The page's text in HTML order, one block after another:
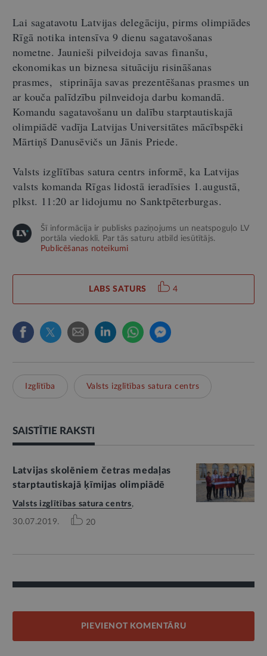
Lai sagatavotu Latvijas delegāciju, pirms olimpiādes
Rīgā notika intensīva 9 dienu sagatavošanas
nometne. Jaunieši pilveidoja savas finanšu,
ekonomikas un biznesa situāciju risināšanas
prasmes, stiprināja savas prezentēšanas prasmes un
ar kouča palīdzību pilnveidoja darbu komandā.
Komandu sagatavošanu un dalību starptautiskajā
olimpiādē vadīja Latvijas Universitātes mācībspēki
Mārtiņš Danusēvičs un Jānis Priede.
Valsts izglītības satura centrs informē, ka Latvijas
valsts komanda Rīgas lidostā ieradīsies 1.augustā,
plkst. 11:20 ar lidojumu no Sanktpēterburgas.
Šī informācija ir publisks paziņojums un neatspoguļo LV
portāla viedokli. Par tās saturu atbild iesūtītājs.
Publicēšanas noteikumi
LABS SATURS 4
Izglītība Valsts izglītības satura centrs
SAISTĪTIE RAKSTI
Latvijas skolēniem četras medaļas
starptautiskajā ķīmijas olimpiādē
Valsts izglītības satura centrs,
30.07.2019. 20
PIEVIENOT KOMENTĀRU